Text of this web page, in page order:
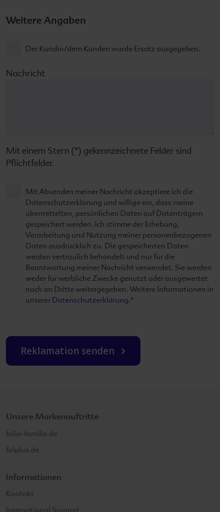
Weitere Angaben
Der Kundin/dem Kunden wurde Ersatz ausgegeben.
Nachricht
Mit einem Stern (*) gekennzeichnete Felder sind
Pflichtfelder.
Mit Absenden meiner Nachricht akzeptiere ich die
Datenschutzerklärung und willige ein, dass meine
übermittelten, persönlichen Daten auf Datenträgern
gespeichert werden. Ich stimme der Erhebung,
Verarbeitung und Nutzung meiner personenbezogenen
Daten ausdrücklich zu. Die gespeicherten Daten
werden vertraulich behandelt und nur für die
Beantwortung meiner Nachricht verwendet. Sie werden
weder für werbliche Zwecke genutzt oder ausgewertet
noch an Dritte weitergegeben. Weitere Informationen in
unserer Datenschutzerklärung.*
Reklamation senden
Unsere Markenauftritte
folio-familie.de
folplus.de
Informationen
Kontakt